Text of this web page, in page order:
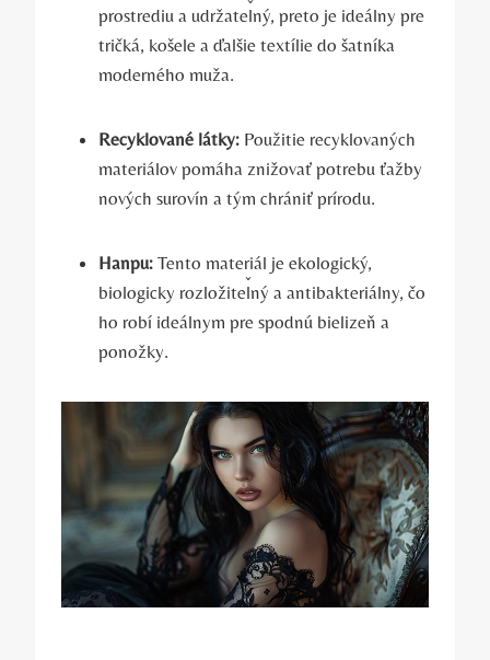
prostrediu a udržateľný, preto je ideálny pre
tričká, košele a ďalšie textílie do šatníka
moderného muža.
Recyklované látky: Použitie recyklovaných
materiálov pomáha znižovať potrebu ťažby
nových surovín a tým chrániť prírodu.
Hanpu: Tento materiál je ekologický,
biologicky rozložiteľný a antibakteriálny, čo
ho robí ideálnym pre spodnú bielizeň a
ponožky.